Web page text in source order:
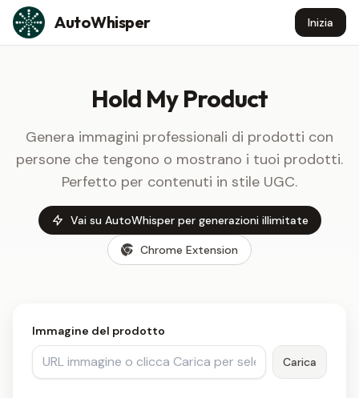
Skip to content
AutoWhisper Inizia
Hold My Product
Genera immagini professionali di prodotti con
persone che tengono o mostrano i tuoi prodotti.
Perfetto per contenuti in stile UGC.
Vai su AutoWhisper per generazioni illimitate
Chrome Extension
Immagine del prodotto
Carica